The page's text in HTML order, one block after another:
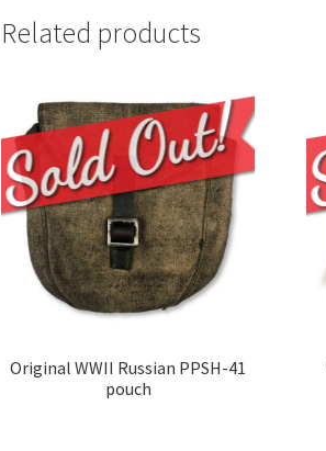
Related products
Original WWII Russian PPSH-41
pouch